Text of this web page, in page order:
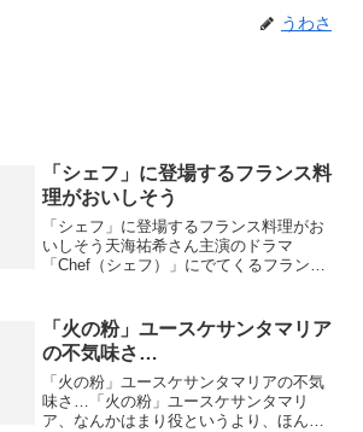
うわさ
「シェフ」に登場するフランス料
理がおいしそう
「シェフ」に登場するフランス料理がお
いしそう天海祐希さん主演のドラマ
「Chef（シェフ）」にでてくるフランス
理の監修をしているのかと思いきや、エ
コール 辻 東京の西洋料...
「火の粉」ユースケサンタマリア
の不気味さ…
「火の粉」ユースケサンタマリアの不気
味さ…「火の粉」ユースケサンタマリ
ア、なんかはまり役というより、ほんと